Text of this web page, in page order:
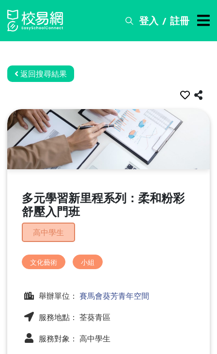
登入 / 註冊
搜
務
資
訊
關
於
我
返回搜尋結果
多元學習新里程系列：柔和粉彩
舒壓入門班
高中學生
文化藝術 小組
舉辦單位： 賽馬會葵芳青年空間
服務地點： 荃葵青區
服務對象： 高中學生